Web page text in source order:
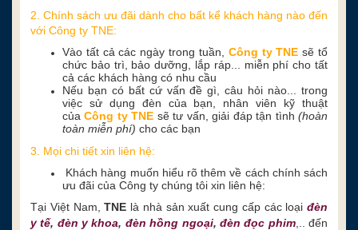
2. Chính sách ưu đãi dành cho bất kể khách hàng nào đến
với Công ty TNE:
Vào tất cả các ngày trong tuần, Công ty TNE sẽ tổ
chức bảo trì, bảo dưỡng, lắp ráp... miễn phí cho tất
cả các khách hàng có nhu cầu
Nếu bạn có bất cứ vấn đề gì, câu hỏi nào... trong
việc sử dụng đèn của bạn, nhân viên kỹ thuật
củaCông ty TNE sẽ tư vấn, giải đáp tận tình(hoàn
toàn miễn phí) cho các bạn
3. Mọi chi tiết xin liên hệ:
Khách hàng muốn hiểu rõ thêm về cách chính sách
ưu đãi của Công ty chúng tôi xin liên hệ:
Tại Việt Nam,TNE là nhà sản xuất cung cấp các loại đèn
y tế, đèn y khoa, đèn hồng ngoại, đèn đọc phim,.. đến